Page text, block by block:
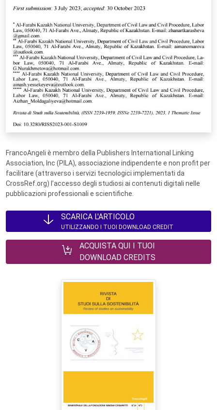
FrancoAngeli è membro della Publishers International Linking
Association, Inc (PILA), associazione indipendente e non profit per
facilitare (attraverso i servizi tecnologici implementati da
CrossRef.org) l’accesso degli studiosi ai contenuti digitali nelle
pubblicazioni professionali e scientifiche.
SCARICA L'ARTICOLO
UTILIZZANDO I TUOI DOWNLOAD CREDIT
ACQUISTA QUI I TUOI
DOWNLOAD CREDITS